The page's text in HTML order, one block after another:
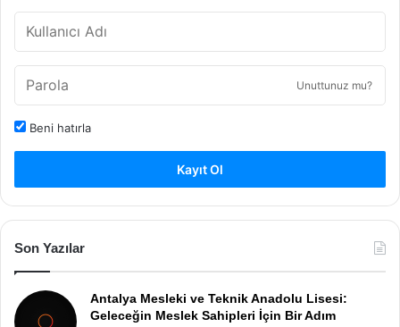
Unuttunuz mu?
Beni hatırla
Kayıt Ol
Son Yazılar
Antalya Mesleki ve Teknik Anadolu Lisesi:
Geleceğin Meslek Sahipleri İçin Bir Adım